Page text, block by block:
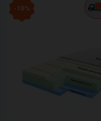
- 10 %